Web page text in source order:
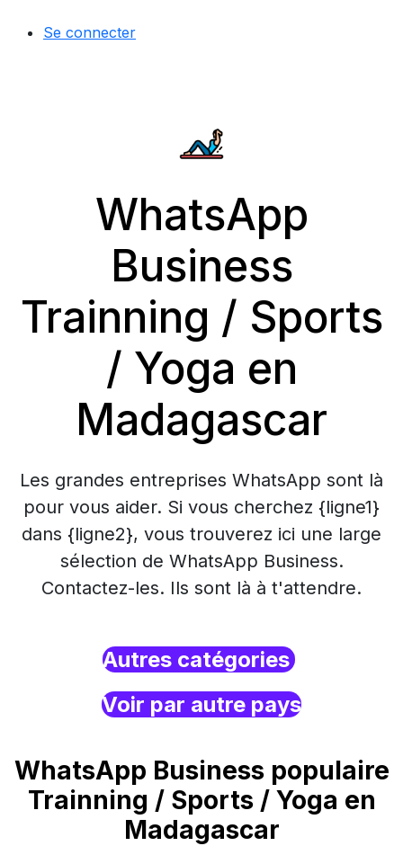
Se connecter
WhatsApp
Business
Trainning / Sports
/ Yoga en
Madagascar
Les grandes entreprises WhatsApp sont là
pour vous aider. Si vous cherchez {ligne1}
dans {ligne2}, vous trouverez ici une large
sélection de WhatsApp Business.
Contactez-les. Ils sont là à t'attendre.
Autres catégories
Voir par autre pays
WhatsApp Business populaire
Trainning / Sports / Yoga en
Madagascar